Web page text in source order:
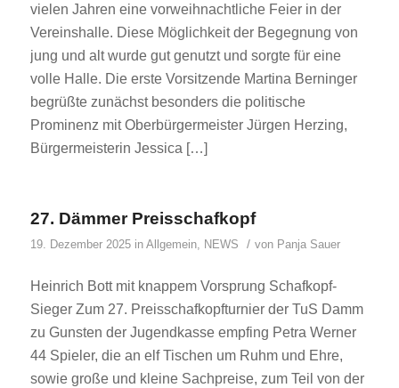
vielen Jahren eine vorweihnachtliche Feier in der
Vereinshalle. Diese Möglichkeit der Begegnung von
jung und alt wurde gut genutzt und sorgte für eine
volle Halle. Die erste Vorsitzende Martina Berninger
begrüßte zunächst besonders die politische
Prominenz mit Oberbürgermeister Jürgen Herzing,
Bürgermeisterin Jessica […]
27. Dämmer Preisschafkopf
19. Dezember 2025 in Allgemein, NEWS / von Panja Sauer
Heinrich Bott mit knappem Vorsprung Schafkopf-
Sieger Zum 27. Preisschafkopfturnier der TuS Damm
zu Gunsten der Jugendkasse empfing Petra Werner
44 Spieler, die an elf Tischen um Ruhm und Ehre,
sowie große und kleine Sachpreise, zum Teil von der